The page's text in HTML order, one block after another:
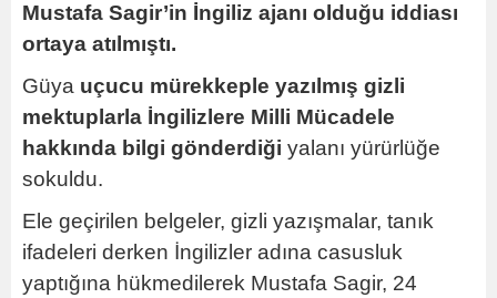
Mustafa Sagir’in İngiliz ajanı olduğu iddiası
ortaya atılmıştı.
Güya uçucu mürekkeple yazılmış gizli
mektuplarla İngilizlere Milli Mücadele
hakkında bilgi gönderdiği yalanı yürürlüğe
sokuldu.
Ele geçirilen belgeler, gizli yazışmalar, tanık
ifadeleri derken İngilizler adına casusluk
yaptığına hükmedilerek Mustafa Sagir, 24